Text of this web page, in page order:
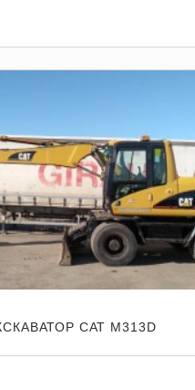
CAT M313D